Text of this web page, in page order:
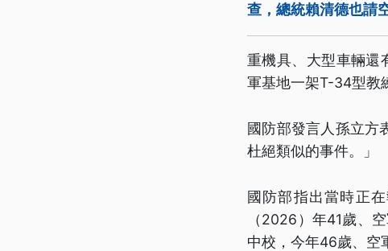
查，總統賴清德也請
重機具、大型車輛還
軍基地一架T-34型教
國防部發言人孫立方
杜絕類似的事件。」
國防部指出當時正
（2026）年41歲、
中校，今年46歲、空